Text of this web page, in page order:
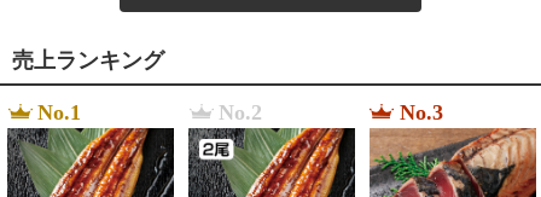
売上ランキング
No.1 No.2 No.3